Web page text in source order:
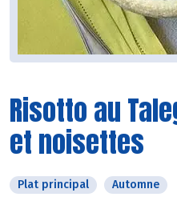
Risotto au
et noisettes
Plat principal Automne